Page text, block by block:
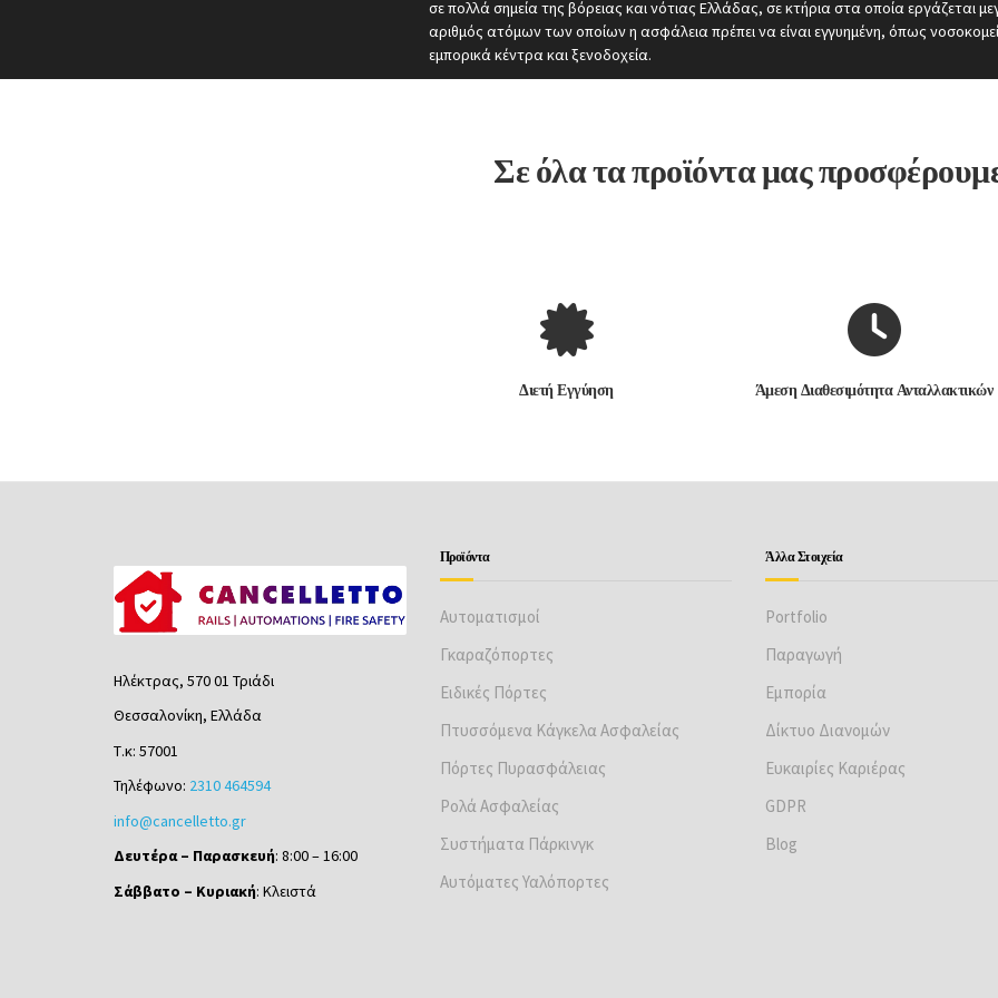
σε πολλά σημεία της βόρειας και νότιας Ελλάδας, σε κτήρια στα οποία εργάζεται
αριθμός ατόμων των οποίων η ασφάλεια πρέπει να είναι εγγυημένη, όπως
εμπορικά κέντρα και ξενοδοχεία.
Σε όλα τα προϊόντα μας
Διετή Εγγύηση Άμεση Διαθεσιμότητα Ανταλλακτικών
Ηλέκτρας, 570 01 Τριάδι
Θεσσαλονίκη, Ελλάδα
Τ.κ: 57001
Τηλέφωνο: 2310 464594
info@cancelletto.gr
Δευτέρα – Παρασκευή: 8:00 – 16:00
Σάββατο – Κυριακή: Κλειστά
Προϊόντα
Αυτοματισμοί
Γκαραζόπορτες
Ειδικές Πόρτες
Πτυσσόμενα Κάγκελα Ασφαλείας
Πόρτες Πυρασφάλειας
Ρολά Ασφαλείας
Συστήματα Πάρκινγκ
Αυτόματες Υαλόπορτες
Άλλα Στοιχεία
Portfolio
Παραγωγή
Εμπορία
Δίκτυο Διανομών
Ευκαιρίες Καριέρας
GDPR
Βlog